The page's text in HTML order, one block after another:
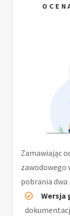
Zamawiając
zawodowego
pobrania dwa
Wersja